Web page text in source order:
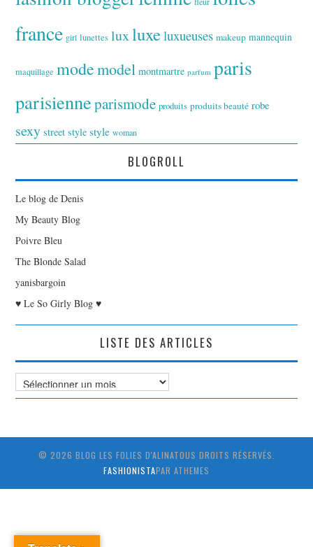
france girl lunettes luxluxeluxueuses makeup mannequin
maquillage modemodel montmartre parfum paris
parisienneparismode produits produits beauté robe
sexy street style style woman
BLOGROLL
Le blog de Denis
My Beauty Blog
Poivre Bleu
The Blonde Salad
yanisbargoin
♥ Le So Girly Blog ♥
LISTE DES ARTICLES
Liste
des
© 2026 BLOG LES FOLIES D'ALINATOUS DROITS RÉSERVÉS.
FASHIONISTAPAR ATHEMES